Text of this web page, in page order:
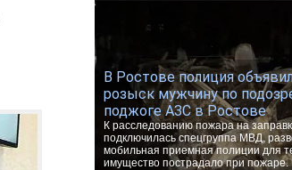
десятков машин
В Ростове полиция
розыск мужчину по
поджоге АЗС в Ростове
К расследованию пожара на
подключилась спецгруппа МВД,
мобильная приемная полиции для
имущество пострадало при пожаре.